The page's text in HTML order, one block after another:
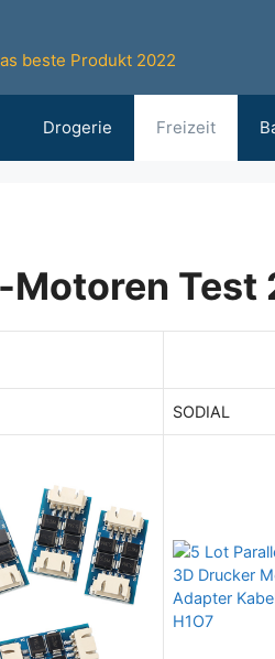
beste Produkt 2022
Drogerie Freizeit
Test
SODIAL